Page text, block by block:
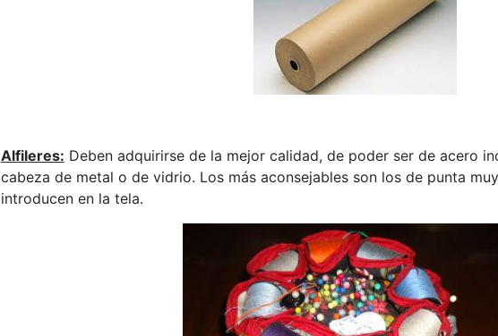
Alfileres: Deben adquirirse de la mejor calidad, de poder ser de acero
cabeza de metal o de vidrio. Los más aconsejables son los de punta
introducen en la tela.